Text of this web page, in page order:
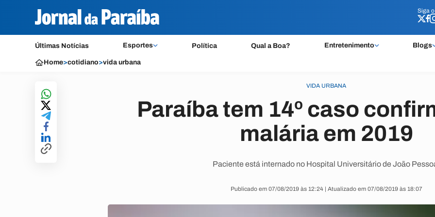
Siga o
Últimas Notícias Esportes Política Qual a Boa? Entretenimento Blogs
Siga o
Home>cotidiano>vida urbana
VIDA URBANA
Paraíba tem 14º caso
malária em 2019
Paciente está internado no Hospital Universitário de João
Publicado em 07/08/2019 às 12:24 | Atualizado em 07/08/2019 às 18:07